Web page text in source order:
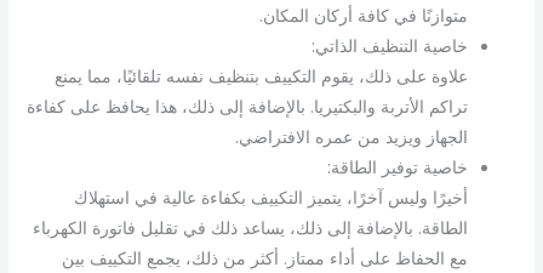
متوازنًا في كافة أركان المكان.
خاصية التنظيف الذاتي:
علاوة على ذلك، يقوم التكييف بتنظيف نفسه تلقائيًا، مما يمنع
تراكم الأتربة والبكتيريا. بالإضافة إلى ذلك، هذا يحافظ على كفاءة
الجهاز ويزيد من عمره الافتراضي.
خاصية توفير الطاقة:
أخيرًا وليس آخرًا، يتميز التكييف بكفاءة عالية في استهلاك
الطاقة. بالإضافة إلى ذلك، يساعد ذلك في تقليل فاتورة الكهرباء
مع الحفاظ على أداء ممتاز. أكثر من ذلك، يجمع التكييف بين